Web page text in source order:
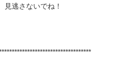
見逃さないでね！